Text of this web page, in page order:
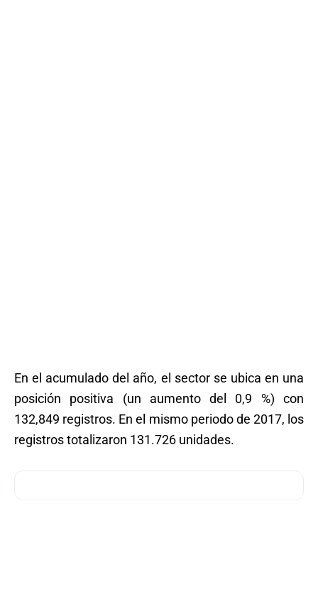
En el acumulado del año, el sector se ubica en una
posición positiva (un aumento del 0,9 %) con
132,849 registros. En el mismo periodo de 2017, los
registros totalizaron 131.726 unidades.